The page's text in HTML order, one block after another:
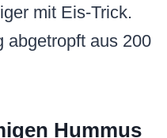
mit Eis-Trick.
abgetropft aus 200
Hummus